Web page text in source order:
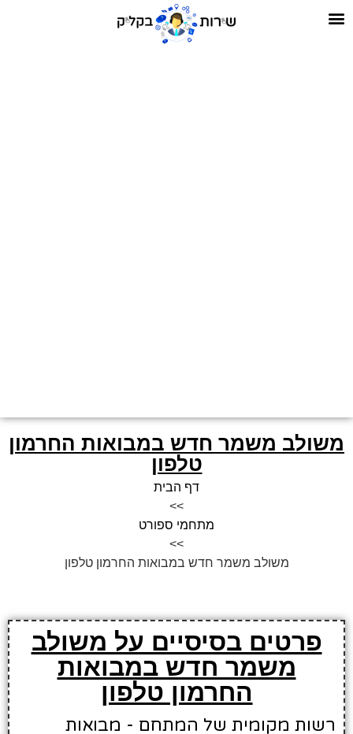
משולב משמר חדש במבואות החרמון
טלפון
דף הבית
>>
מתחמי ספורט
>>
משולב משמר חדש במבואות החרמון טלפון
פרטים בסיסיים על משולב
משמר חדש במבואות
החרמון טלפון
רשות מקומית של המתחם - מבואות